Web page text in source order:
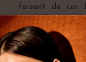
faisant de ces
véritables petits